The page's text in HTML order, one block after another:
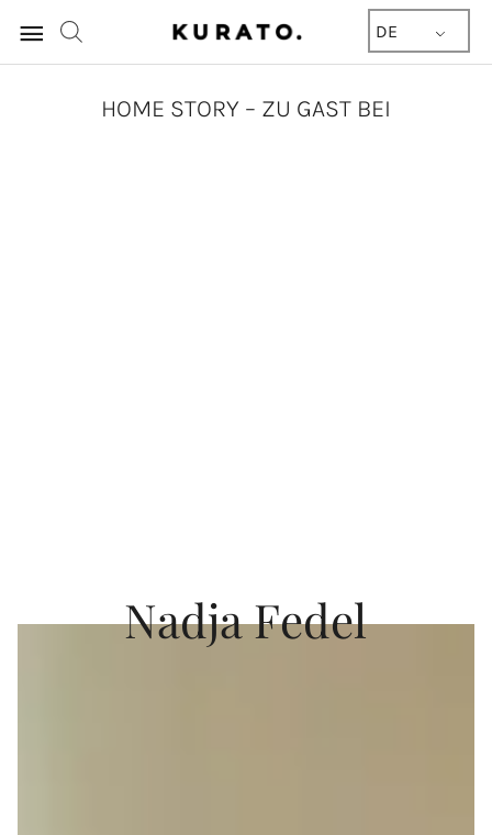
DE
Hauptmenü
HOME STORY – ZU GAST BEI
Nadja Fedel